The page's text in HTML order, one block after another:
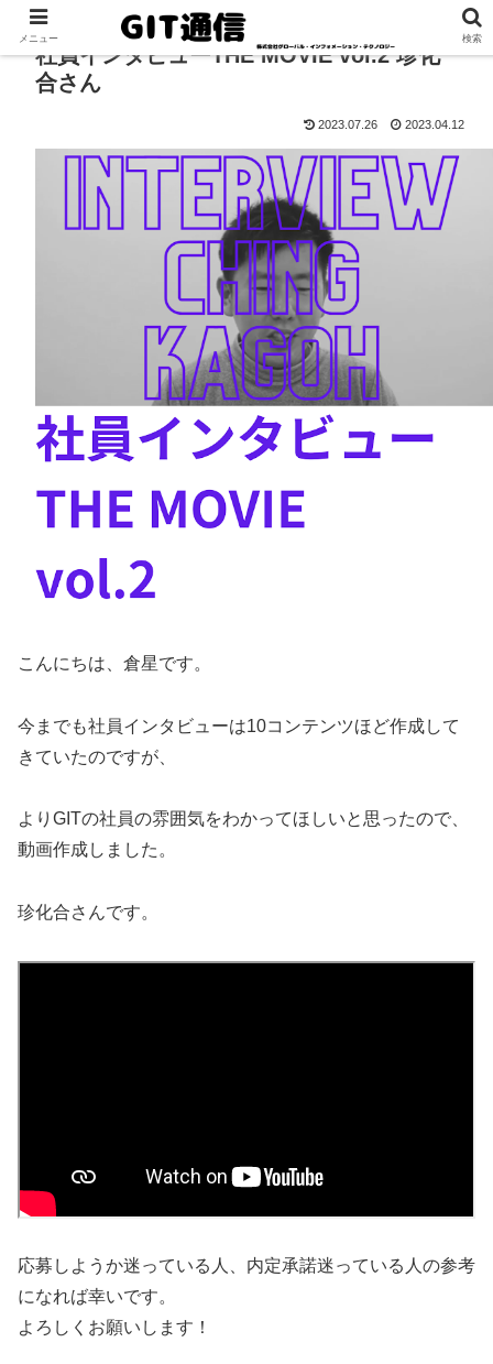
社員インタビューTHE MOVIE vol.2 珍化
合さん
2023.07.26 2023.04.12
こんにちは、倉星です。
今までも社員インタビューは10コンテンツほど作成して
きていたのですが、
よりGITの社員の雰囲気をわかってほしいと思ったので、
動画作成しました。
珍化合さんです。
応募しようか迷っている人、内定承諾迷っている人の参考
になれば幸いです。
よろしくお願いします！
メニュー 検索